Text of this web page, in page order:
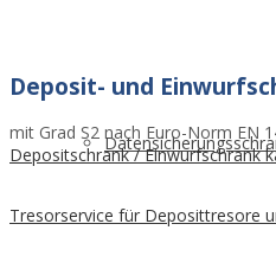
Deposit- und
mit Grad S2 nach Euro-Norm EN
Depositschrank / Einwurfschrank
Tresorservice für Deposittresore